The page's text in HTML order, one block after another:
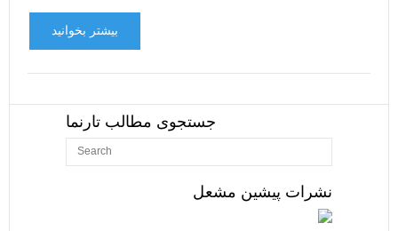
بیشتر بخوانید
جستجوی مطالب تارنما
نشرات پیشین مشعل